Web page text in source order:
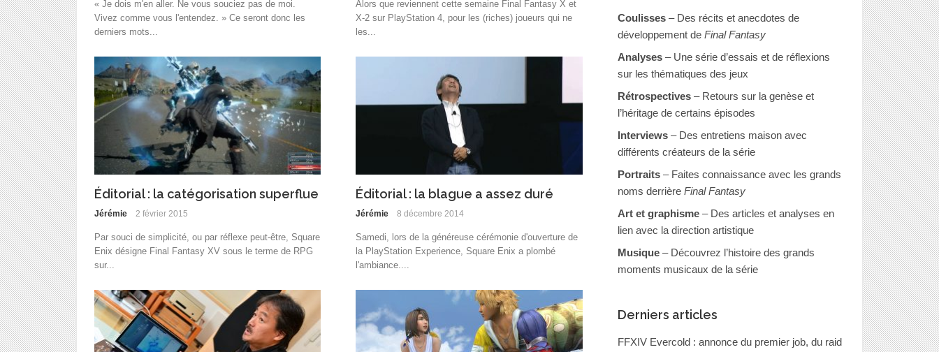
« Je dois m'en aller. Ne vous souciez pas de moi.
Vivez comme vous l'entendez. » Ce seront donc les
derniers mots...
Alors que reviennent cette semaine Final Fantasy X et
X-2 sur PlayStation 4, pour les (riches) joueurs qui ne
les...
Éditorial : la catégorisation superflue
Jérémie 2 février 2015
Par souci de simplicité, ou par réflexe peut-être, Square
Enix désigne Final Fantasy XV sous le terme de RPG
sur...
Éditorial : la blague a assez duré
Jérémie 8 décembre 2014
Samedi, lors de la généreuse cérémonie d'ouverture de
la PlayStation Experience, Square Enix a plombé
l'ambiance....
Coulisses– Des récits et anecdotes de
développement de Final Fantasy
Analyses– Une série d’essais et de réflexions
sur les thématiques des jeux
Rétrospectives– Retours sur la genèse et
l’héritage de certains épisodes
Interviews– Des entretiens maison avec
différents créateurs de la série
Portraits– Faites connaissance avec les grands
noms derrière Final Fantasy
Art et graphisme– Des articles et analyses en
lien avec la direction artistique
Musique– Découvrez l’histoire des grands
moments musicaux de la série
Derniers articles
FFXIV Evercold : annonce du premier job, du raid